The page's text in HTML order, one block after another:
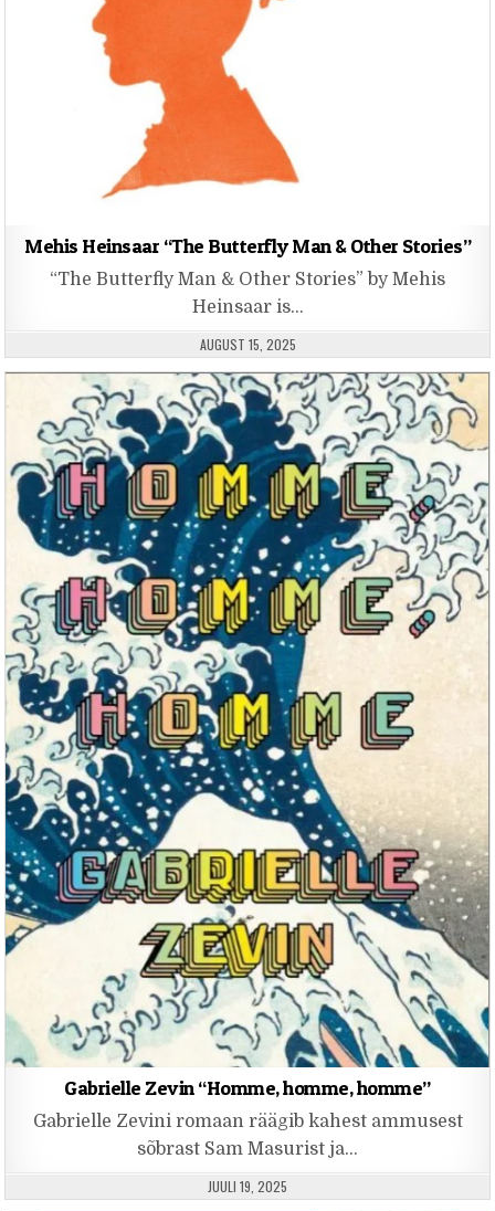
Mehis Heinsaar “The Butterfly Man & Other Stories”
“The Butterfly Man & Other Stories” by Mehis
Heinsaar is…
PUBLISHED DATE:
AUGUST 15, 2025
Gabrielle Zevin “Homme, homme, homme”
Gabrielle Zevini romaan räägib kahest ammusest
sõbrast Sam Masurist ja…
PUBLISHED DATE:
JUULI 19, 2025